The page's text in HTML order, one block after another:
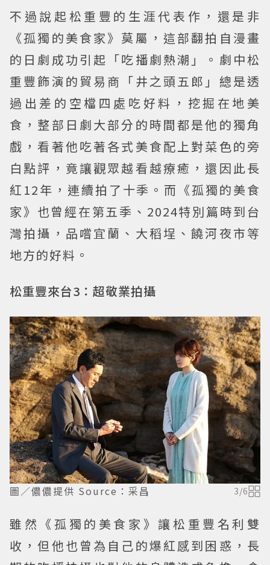
不過說起松重豐的生涯代表作，還是非
《孤獨的美食家》莫屬，這部翻拍自漫畫
的日劇成功引起「吃播劇熱潮」。劇中松
重豐飾演的貿易商「井之頭五郎」總是透
過出差的空檔四處吃好料，挖掘在地美
食，整部日劇大部分的時間都是他的獨角
戲，看著他吃著各式美食配上對菜色的旁
白點評，竟讓觀眾越看越療癒，還因此長
紅12年，連續拍了十季。而《孤獨的美食
家》也曾經在第五季、2024特別篇時到台
灣拍攝，品嚐宜蘭、大稻埕、饒河夜市等
地方的好料。
松重豐來台3：超敬業拍攝
圖／儂儂提供 Source：采昌 3/6
雖然《孤獨的美食家》讓松重豐名利雙
收，但他也曾為自己的爆紅感到困惑，長